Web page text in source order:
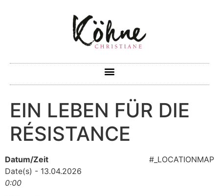
EIN LEBEN FÜR DIE
RÉSISTANCE
#_LOCATIONMAP
Datum/Zeit
Date(s) - 13.04.2026
0:00